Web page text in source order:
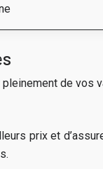
de vos
prix et